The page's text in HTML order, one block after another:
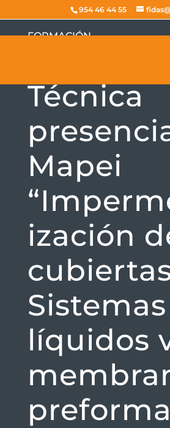
954 46 44 55
FORMACIÓN
Técnica
Mapei
ización
Sistemas
líquidos